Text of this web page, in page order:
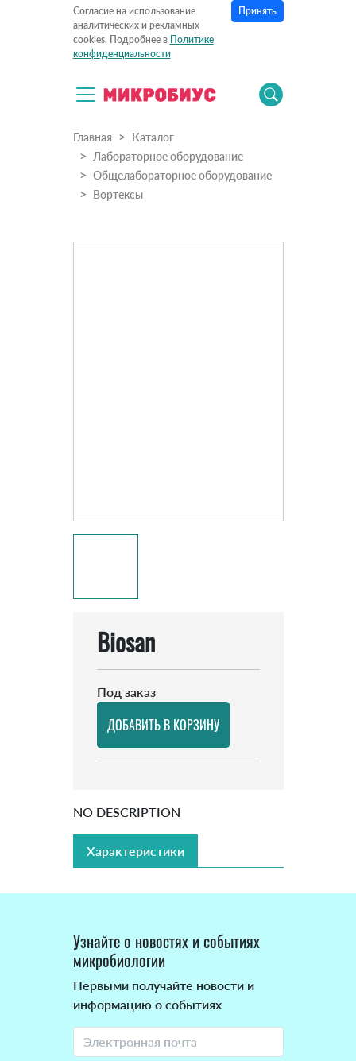
Согласие на использование
аналитических и рекламных
cookies. Подробнее в Политике
конфиденциальности
Принять
Главная
Каталог
Лабораторное оборудование
Общелабораторное оборудование
Вортексы
Biosan
Под заказ
NO DESCRIPTION
Характеристики
Узнайте о новостях и событиях
микробиологии
Первыми получайте новости и
информацию о событиях